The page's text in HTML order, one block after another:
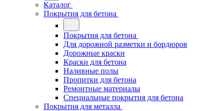
Каталог
Покрытия для бетона
Покрытия для бетона
Для дорожной разметки и бордюров
Дорожные краски
Краски для бетона
Наливные полы
Пропитки для бетона
Ремонтные материалы
Специальные покрытия для бетона
Покрытия для металла